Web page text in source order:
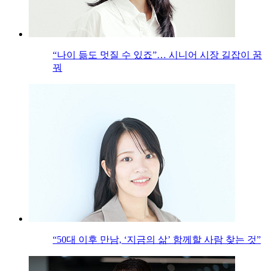
“나이 듦도 멋질 수 있죠”… 시니어 시장 길잡이 꿈
꿔
“50대 이후 만남, ‘지금의 삶’ 함께할 사람 찾는 것”